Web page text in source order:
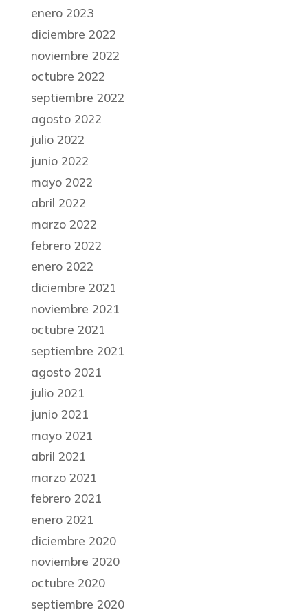
enero 2023
diciembre 2022
noviembre 2022
octubre 2022
septiembre 2022
agosto 2022
julio 2022
junio 2022
mayo 2022
abril 2022
marzo 2022
febrero 2022
enero 2022
diciembre 2021
noviembre 2021
octubre 2021
septiembre 2021
agosto 2021
julio 2021
junio 2021
mayo 2021
abril 2021
marzo 2021
febrero 2021
enero 2021
diciembre 2020
noviembre 2020
octubre 2020
septiembre 2020